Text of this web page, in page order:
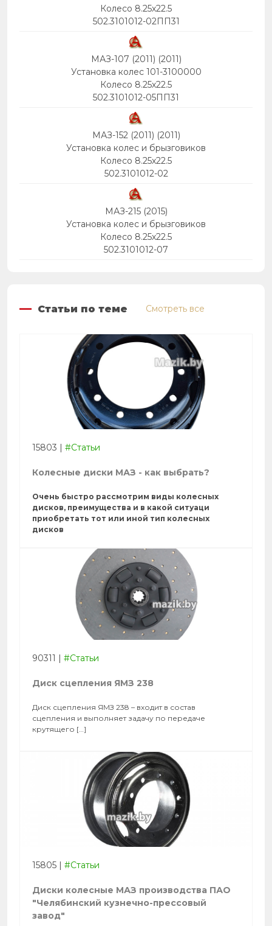
Колесо 8.25х22.5
502.3101012-02ПП31
МАЗ-107 (2011) (2011)
Установка колес 101-3100000
Колесо 8.25х22.5
502.3101012-05ПП31
МАЗ-152 (2011) (2011)
Установка колес и брызговиков
Колесо 8.25х22.5
502.3101012-02
МАЗ-215 (2015)
Установка колес и брызговиков
Колесо 8.25х22.5
502.3101012-07
Статьи по теме Смотреть все
15803 | #Статьи
Колесные диски МАЗ - как выбрать?
Очень быстро рассмотрим виды колесных
дисков, преимущества и в какой ситуаци
приобретать тот или иной тип колесных
дисков
90311 | #Статьи
Диск сцепления ЯМЗ 238
Диск сцепления ЯМЗ 238 – входит в состав
сцепления и выполняет задачу по передаче
крутящего […]
15805 | #Статьи
Диски колесные МАЗ производства ПАО
"Челябинский кузнечно-прессовый
завод"